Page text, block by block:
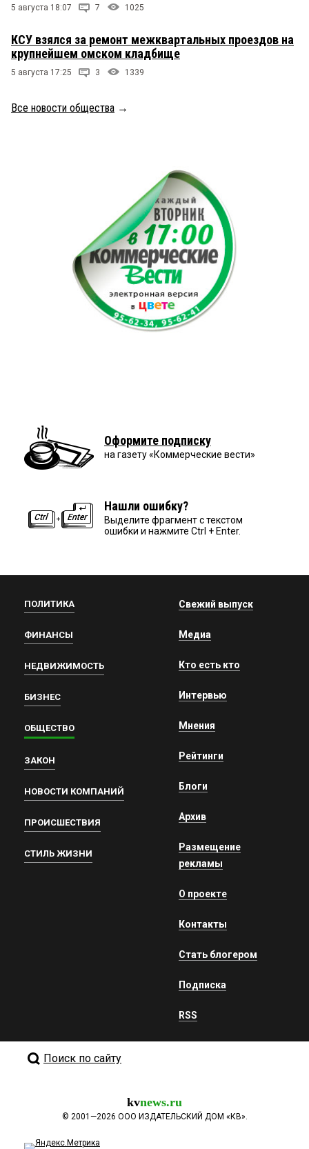
5 августа 18:07 7 1025
КСУ взялся за ремонт межквартальных проездов на
крупнейшем омском кладбище
5 августа 17:25 3 1339
Все новости общества →
Оформите подписку
на газету «Коммерческие вести»
Нашли ошибку?
Выделите фрагмент с текстом
ошибки и нажмите Ctrl + Enter.
ПОЛИТИКА
ФИНАНСЫ
НЕДВИЖИМОСТЬ
БИЗНЕС
ОБЩЕСТВО
ЗАКОН
НОВОСТИ КОМПАНИЙ
ПРОИСШЕСТВИЯ
СТИЛЬ ЖИЗНИ
Свежий выпуск
Медиа
Кто есть кто
Интервью
Мнения
Рейтинги
Блоги
Архив
Размещение
рекламы
О проекте
Контакты
Стать блогером
Подписка
RSS
Поиск по сайту
kvnews.ru
© 2001—2026 ООО ИЗДАТЕЛЬСКИЙ ДОМ «КВ».